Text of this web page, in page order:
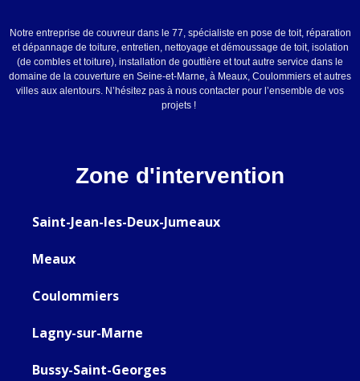
Notre entreprise de couvreur dans le 77, spécialiste en pose de toit, réparation
et dépannage de toiture, entretien, nettoyage et démoussage de toit, isolation
(de combles et toiture), installation de gouttière et tout autre service dans le
domaine de la couverture en Seine-et-Marne, à Meaux, Coulommiers et autres
villes aux alentours. N’hésitez pas à nous contacter pour l’ensemble de vos
projets !
Zone d'intervention
Saint-Jean-les-Deux-Jumeaux
Meaux
Coulommiers
Lagny-sur-Marne
Bussy-Saint-Georges